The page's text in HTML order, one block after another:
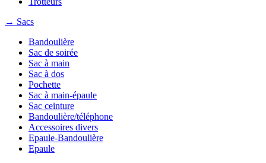
→ Sacs
Bandoulière
Sac de soirée
Sac à main
Sac à dos
Pochette
Sac à main-épaule
Sac ceinture
Bandoulière/téléphone
Accessoires divers
Epaule-Bandoulière
Epaule